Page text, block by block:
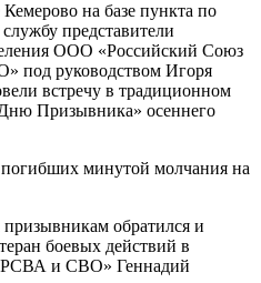
Кемерово на базе пункта по
представители
ООО «Российский Союз
под руководством Игоря
встречу в традиционном
Призывника» осеннего
минутой молчания на
обратился и
боевых действий в
и СВО» Геннадий